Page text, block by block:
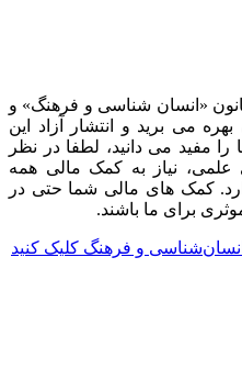
«انسان شناسی و فرهنگ» و
می برید و انتشار آزاد این
را مفید می دانید، لطفا در نظر
علمی، نیاز به کمک مالی همه
کمک های مالی شما حتی در
برای ما باشند.
و فرهنگ کلیک کنید